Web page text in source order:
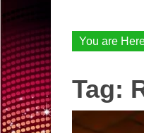
You are
Tag: